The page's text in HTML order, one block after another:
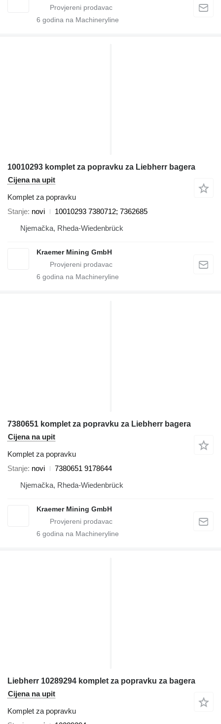
6 godina na Machineryline
10010293 komplet za popravku za Liebherr bagera
Cijena na upit
Komplet za popravku
Stanje novi
10010293 7380712; 7362685
Njemačka, Rheda-Wiedenbrück
Kraemer Mining GmbH
6 godina na Machineryline
7380651 komplet za popravku za Liebherr bagera
Cijena na upit
Komplet za popravku
Stanje novi
7380651 9178644
Njemačka, Rheda-Wiedenbrück
Kraemer Mining GmbH
6 godina na Machineryline
Liebherr 10289294 komplet za popravku za bagera
Cijena na upit
Komplet za popravku